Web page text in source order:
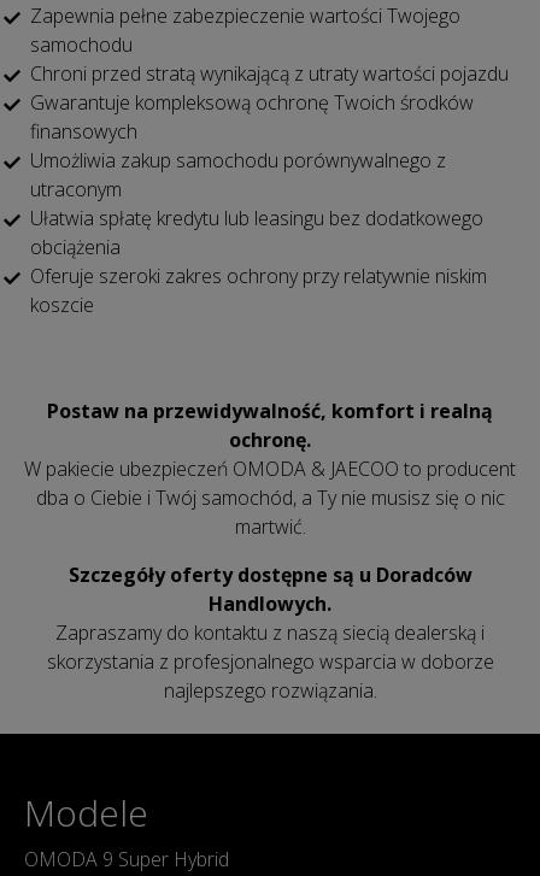
Zapewnia pełne zabezpieczenie wartości Twojego
samochodu
Chroni przed stratą wynikającą z utraty wartości pojazdu
Gwarantuje kompleksową ochronę Twoich środków
finansowych
Umożliwia zakup samochodu porównywalnego z
utraconym
Ułatwia spłatę kredytu lub leasingu bez dodatkowego
obciążenia
Oferuje szeroki zakres ochrony przy relatywnie niskim
koszcie
Postaw na przewidywalność, komfort i realną
ochronę.
W pakiecie ubezpieczeń OMODA & JAECOO to producent
dba o Ciebie i Twój samochód, a Ty nie musisz się o nic
martwić.
Szczegóły oferty dostępne są u Doradców
Handlowych.
Zapraszamy do kontaktu z naszą siecią dealerską i
skorzystania z profesjonalnego wsparcia w doborze
najlepszego rozwiązania.
Modele
OMODA 9 Super Hybrid